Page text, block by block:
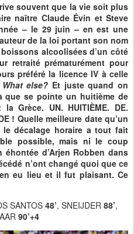
souvent que la vie soit plus
naître Claude Évin et Steve
– le 29 juin – en est une
de la loi portant son nom
alcoolisées d’un côté
retraité prématurément pour
préféré la licence IV à celle
What else? Et juste quand on
se pointe un huitième de
Grèce. UN. HUITIÈME. DE.
! Quelle meilleure date qu’un
décalage horaire a tout fait
possible, mais ni le coup
d’Arjen Robben dans
n’ont changé quoi que ce
eu lieu et il fut plaisant. Ce
SANTOS48’, SNEIJDER 88’,
90’+4